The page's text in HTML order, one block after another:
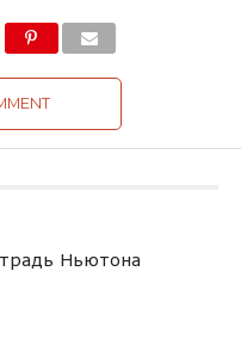
Ньютона